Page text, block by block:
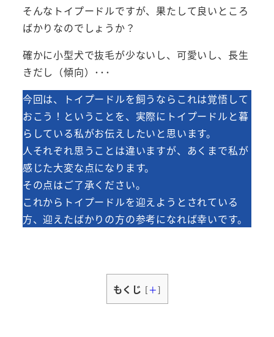
そんなトイプードルですが、果たして良いところ
ばかりなのでしょうか？
確かに小型犬で抜毛が少ないし、可愛いし、長生
きだし（傾向）･･･
今回は、トイプードルを飼うならこれは覚悟して
おこう！ということを、実際にトイプードルと暮
らしている私がお伝えしたいと思います。
人それぞれ思うことは違いますが、あくまで私が
感じた大変な点になります。
その点はご了承ください。
これからトイプードルを迎えようとされている
方、迎えたばかりの方の参考になれば幸いです。
もくじ [＋]